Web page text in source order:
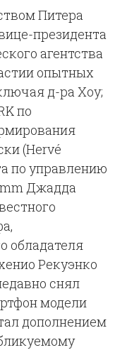
Питера
президента
агентства
опытных
д-ра Хоу;
по
(Hervé
по управлению
Джадда
обладателя
Рекуэнко
снял
модели
дополнением